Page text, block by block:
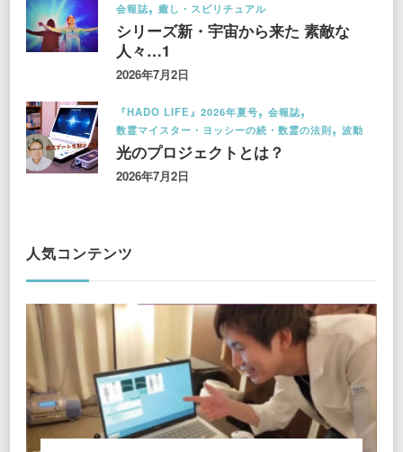
会報誌
癒し・スピリチュアル
シリーズ新・宇宙から来た 素敵な
人々…1
2026年7月2日
『HADO LIFE』2026年夏号
会報誌
数霊マイスター・ヨッシーの続・数霊の法則
波動
光のプロジェクトとは？
2026年7月2日
人気コンテンツ